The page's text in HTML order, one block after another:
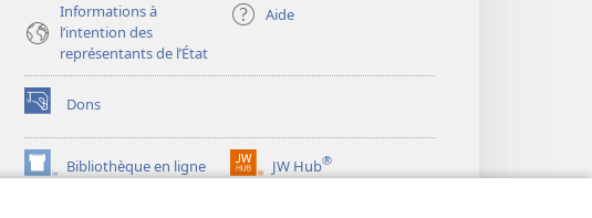
Informations à
l’intention des
représentants de l’État
Aide
Dons
(ouvre
une
nouvelle
fenêtre)
Bibliothèque en ligne
(ouvre
JW Hub®
(ouvre